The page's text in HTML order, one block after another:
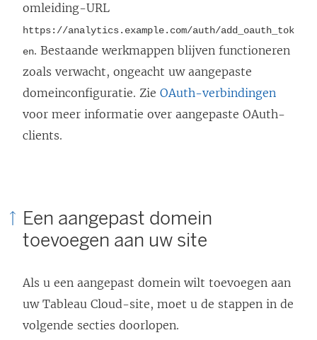
n
n
omleiding-URL
https://analytics.example.com/auth/add_oauth_tok
en. Bestaande werkmappen blijven functioneren
zoals verwacht, ongeacht uw aangepaste
domeinconfiguratie. Zie OAuth-verbindingen
voor meer informatie over aangepaste OAuth-
clients.
Een aangepast domein
toevoegen aan uw site
Als u een aangepast domein wilt toevoegen aan
uw Tableau Cloud-site, moet u de stappen in de
volgende secties doorlopen.